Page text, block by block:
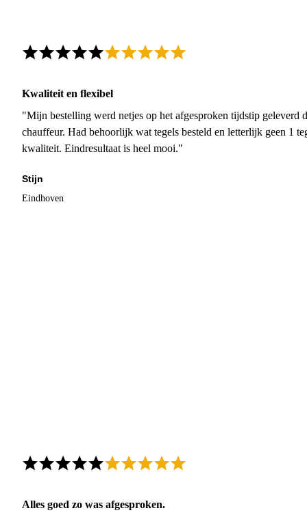
Kwaliteit en flexibel
"Mijn bestelling werd netjes op het afgesproken tijdstip geleverd
chauffeur. Had behoorlijk wat tegels besteld en letterlijk geen 1
kwaliteit. Eindresultaat is heel mooi."
Stijn
Eindhoven
Alles goed zo was afgesproken.